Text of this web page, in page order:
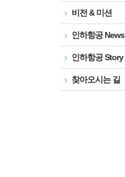
비전 & 미션
인하항공 News
인하항공 Story
찾아오시는 길